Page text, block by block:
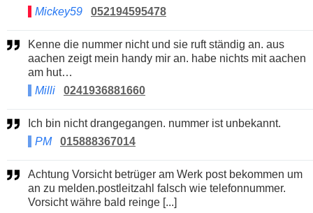
Mickey59
052194595478
Kenne die nummer nicht und sie ruft ständig an. aus
aachen zeigt mein handy mir an. habe nichts mit aachen
am hut…
Milli
0241936881660
Ich bin nicht drangegangen. nummer ist unbekannt.
PM
015888367014
Achtung Vorsicht betrüger am Werk post bekommen um
an zu melden.postleitzahl falsch wie telefonnummer.
Vorsicht währe bald reinge [...]